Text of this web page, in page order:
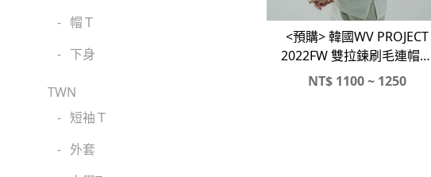
- 帽Ｔ
- 下身
TWN
- 短袖Ｔ
- 外套
<預購> 韓國WV PROJECT
2022FW 雙拉鍊刷毛連帽外
套X直筒刷毛棉褲#套裝
NT$1100 ~ 1250